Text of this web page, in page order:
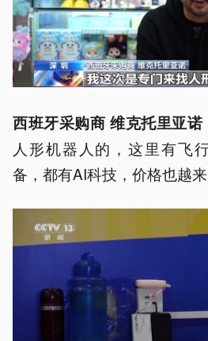
西班牙采购商 维克托里亚诺
人形机器人的，这里有飞
备，都有AI科技，价格也越来